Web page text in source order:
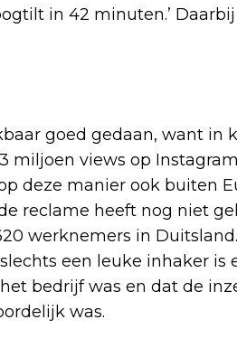
in 42 minuten.’
goed gedaan, want in
miljoen views op
deze manier ook buiten
reclame heeft nog niet
werknemers in
een leuke inhaker is
bedrijf was en dat de
was.